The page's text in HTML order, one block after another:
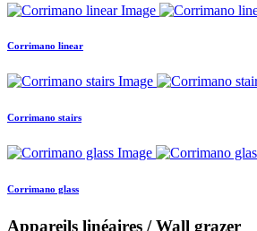
Corrimano linear
Corrimano stairs
Corrimano glass
Appareils linéaires / Wall grazer